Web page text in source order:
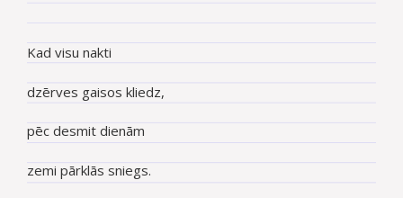
Kad visu nakti
dzērves gaisos kliedz,
pēc desmit dienām
zemi pārklās sniegs.